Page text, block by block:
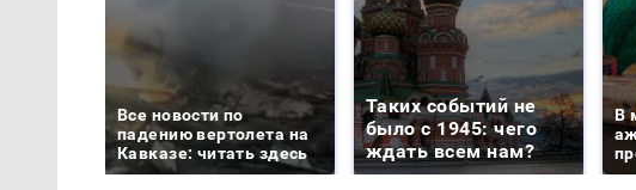
Все новости по
падению вертолета на
Кавказе: читать здесь
Таких событий не
было с 1945: чего
ждать всем нам?
В